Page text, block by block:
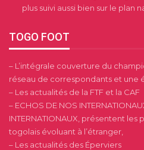
plus suivi aussi bien sur le plan
TOGO FOOT
– L’intégrale couverture du
réseau de correspondants et une
– Les actualités de la FTF et la CAF
– ECHOS DE NOS
INTERNATIONAUX, présentent
togolais évoluant à l’étranger,
– Les actualités des Éperviers